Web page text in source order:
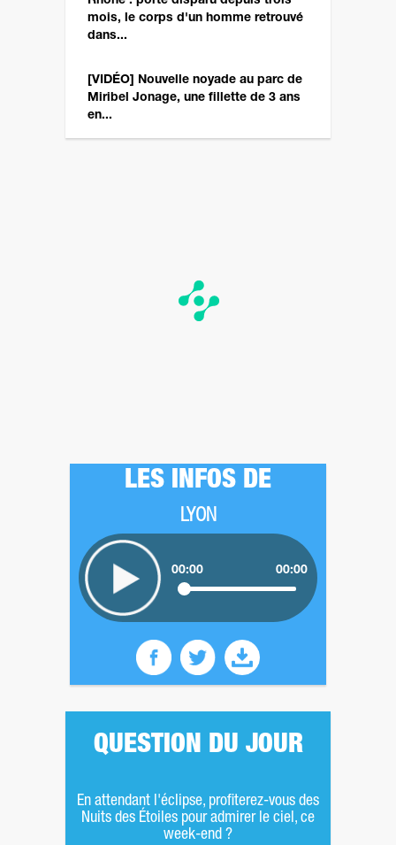
mois, le corps d'un homme retrouvé
dans...
[VIDÉO] Nouvelle noyade au parc de
Miribel Jonage, une fillette de 3 ans
en...
LES INFOS DE
LYON
00:00 00:00
QUESTION DU JOUR
En attendant l'éclipse, profiterez-vous des
Nuits des Étoiles pour admirer le ciel, ce
week-end ?